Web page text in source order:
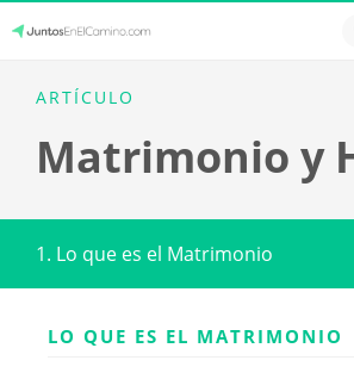
content
JuntosEnElCamino.com
ARTÍCULO
Matrimonio y
1. Lo que es el Matrimonio
LO QUE ES EL MATRIMONIO